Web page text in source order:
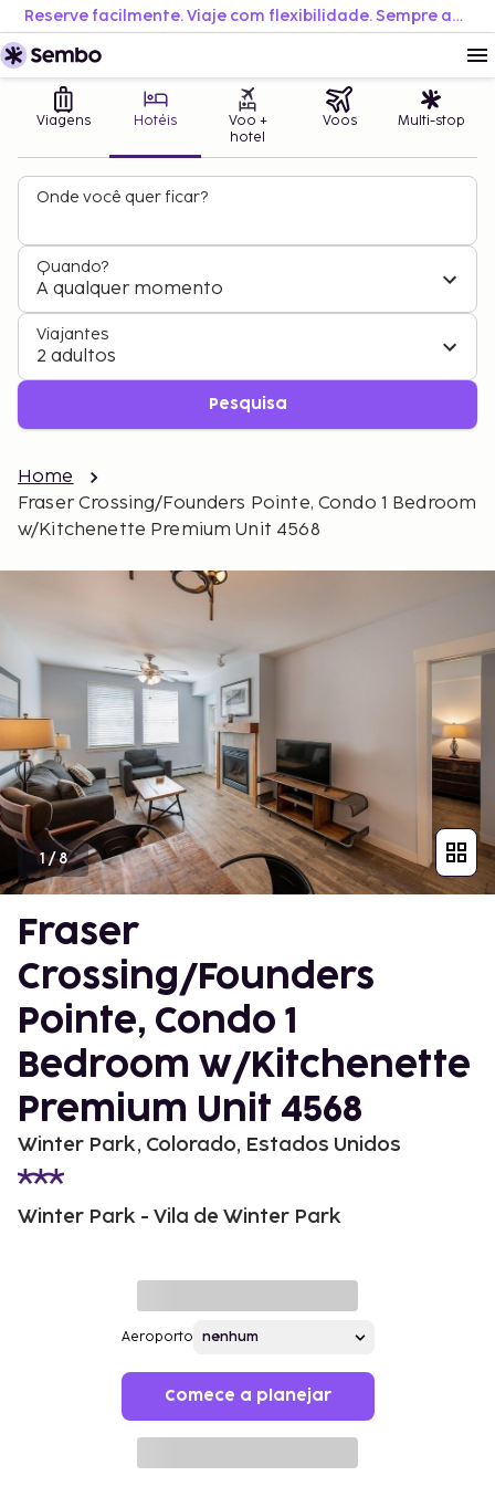
Reserve facilmente. Viaje com flexibilidade. Sempre ao melhor preço.
Viagens Hotéis
Voo +
hotel
Voos Multi-stop
Onde você quer ficar?
Quando?
A qualquer momento
Viajantes
2 adultos
Pesquisa
Home
Fraser Crossing/Founders Pointe, Condo 1 Bedroom
w/Kitchenette Premium Unit 4568
1/8
Fraser
Crossing/Founders
Pointe, Condo 1
Bedroom w/Kitchenette
Premium Unit 4568
Winter Park, Colorado, Estados Unidos
Winter Park - Vila de Winter Park
Aeroporto
Comece a planejar